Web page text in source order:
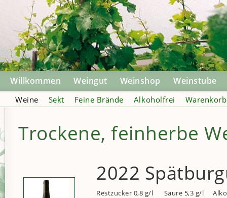
Willkommen Weingut Weinshop Weinstube
Weine Sekt Feine Brände Alkoholfrei Warenkorb
Trockene, feinherbe
2022
Restzucker 0,8 g/l Säure 5,3 g/l